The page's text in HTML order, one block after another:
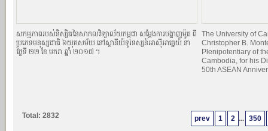
សកម្មភាពរបស់និស្សិតនៃសាកលវិទ្យាល័យកម្ពុជា សម្ដែងការបង្ហាញម៉ូត ពី
ប្រភេទមនុស្សជាតិ ៦យុគសម័យ នៅស្ថានីយ៍ទូរទស្សន៍អាស៊ីអាគ្នេយ៍ នា
ថ្ងៃទី ២២ ខែ មករា ឆ្នាំ ២០១៧ ។
The University of
Christopher B.
Plenipotentiary of
Cambodia, for his
50th ASEAN
prev 1 2 ... 350
Total: 2832